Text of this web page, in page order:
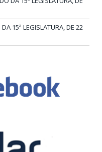
15ª LEGISLATURA, DE 22